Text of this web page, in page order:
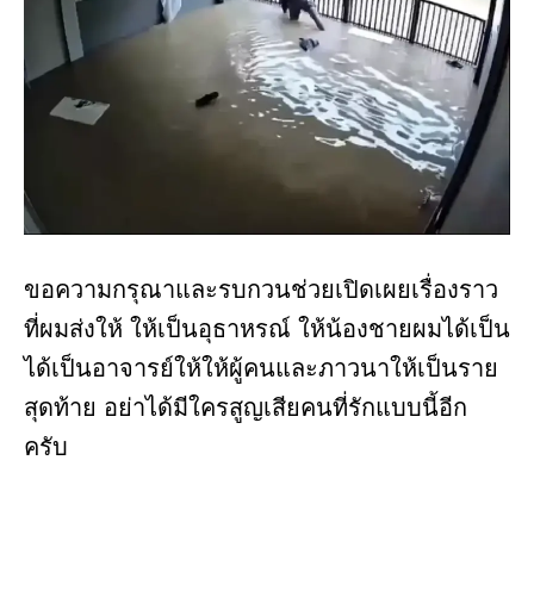
ขอความกรุณาและรบกวนช่วยเปิดเผยเรื่องราว
ที่ผมส่งให้ ให้เป็นอุธาหรณ์ ให้น้องชายผมได้เป็น
ได้เป็นอาจารย์ให้ให้ผู้คนและภาวนาให้เป็นราย
สุดท้าย อย่าได้มีใครสูญเสียคนที่รักแบบนี้อีก
ครับ